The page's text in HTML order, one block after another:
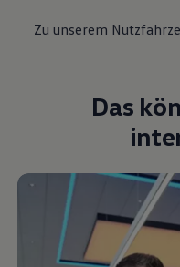
Zu unserem
Das